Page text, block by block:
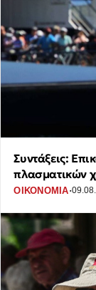
Συντάξεις:
πλασματικών
ΟΙΚΟΝΟΜΙΑ·